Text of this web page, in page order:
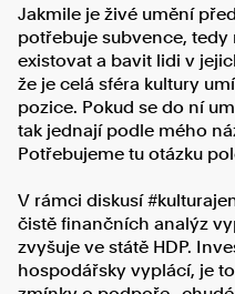
Jakmile je živé umění
potřebuje subvence,
existovat a bavit lidi v
že je celá sféra kultury
pozice. Pokud se do ní
tak jednají podle mého
Potřebujeme tu otázku
V rámci diskusí
čistě finančních analýz
zvyšuje ve státě HDP.
hospodářsky vyplácí, je